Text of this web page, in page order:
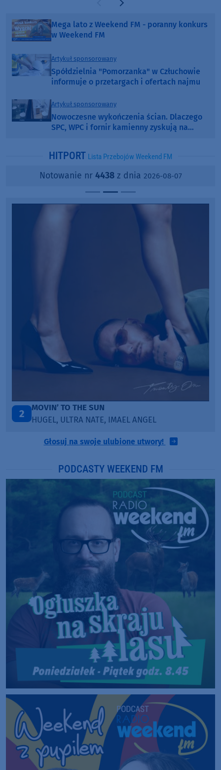
Poprzednia strona
Następna strona
Mega lato z Weekend FM - poranny konkurs
w Weekend FM
Artykuł sponsorowany
Spółdzielnia "Pomorzanka" w Człuchowie
informuje o przetargach i ofertach najmu
Artykuł sponsorowany
Nowoczesne wykończenia ścian. Dlaczego
SPC, WPC i fornir kamienny zyskują na
HITPORT Lista Przebojów Weekend FM
Notowanie nr 4438z dnia 2026-08-07
3
LEGENDARY LOVERS (SAVE ME)
KATY PERRY & CHIEF KEEF
Głosuj na swoje ulubione utwory!
PODCASTY WEEKEND FM